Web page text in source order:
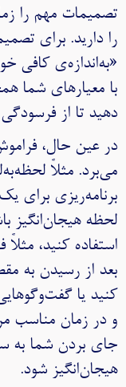
تصمیمات مهم را
را دارید. برای
«به‌اندازه‌ی کافی
با معیارهای شما
دهید تا از
در عین حال،
می‌برد. مثلاً
برنامه‌ریزی برای
لحظه هیجان‌انگیز
استفاده کنید،
بعد از رسیدن به
کنید یا
و در زمان مناسب
جای بردن شما به
هیجان‌انگیز شود.